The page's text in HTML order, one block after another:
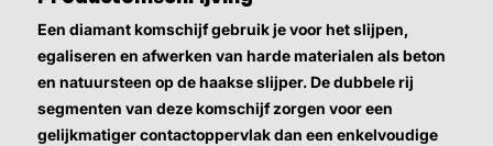
Een diamant komschijf gebruik je voor het slijpen,
egaliseren en afwerken van harde materialen als beton
en natuursteen op de haakse slijper. De dubbele rij
segmenten van deze komschijf zorgen voor een
gelijkmatiger contactoppervlak dan een enkelvoudige